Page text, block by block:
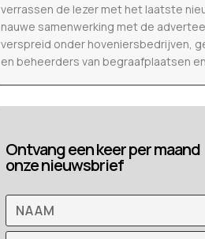
verrassen de lezer met het laatste
nauwe samenwerking met de
verspreid onder hoveniersbedrijven,
en beheerders van begraafplaatsen
Ontvang een keer per maand
onze nieuwsbrief